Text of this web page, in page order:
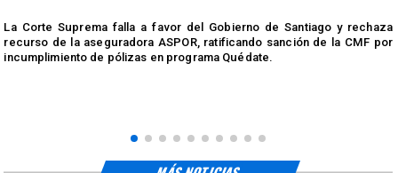
La Corte Suprema falla a favor del Gobierno de Santiago y rechaza
recurso de la aseguradora ASPOR, ratificando sanción de la CMF por
incumplimiento de pólizas en programa Quédate.